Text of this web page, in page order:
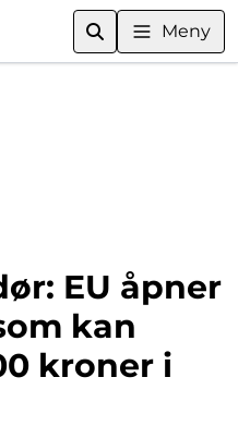
Meny
EU åpner
kan
kroner i